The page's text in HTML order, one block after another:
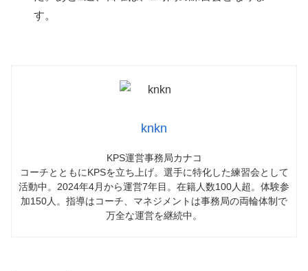
す。
knkn
KPS運営事務局カナコ
コーチとともにKPSを立ち上げ。選手に特化した練習会として
活動中。2024年4月から運営7年目。在籍人数100人超。体験参
加150人。指導はコーチ、マネジメントは事務局の両輪体制で
万全な運営を継続中。